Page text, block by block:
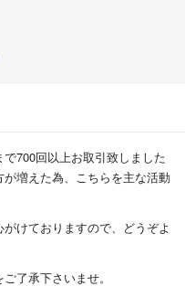
700回以上お取引致しました
増えた為、こちらを主な活動
けておりますので、どうぞよ
了承下さいませ。